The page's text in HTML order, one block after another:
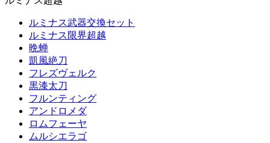
ルミナス武器交換セット
ルミナス限界超越
晩蝉
凱風絶刀
フレズヴェルク
黒漆太刀
フルンティング
アンドロメダ
ロムフェーヤ
ムルシエラゴ